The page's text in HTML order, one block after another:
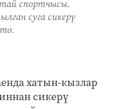
спортчысы.
суга сикерү
хатын-кызлар
сикерү